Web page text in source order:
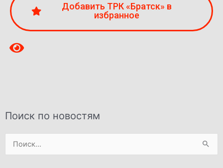
Добавить ТРК «Братск» в
избранное
Поиск по новостям
Поиск: